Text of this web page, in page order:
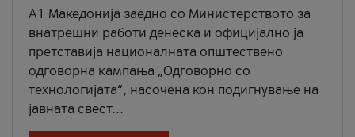
A1 Македонија заедно со Министерството за
внатрешни работи денеска и официјално ја
претставија националната општествено
одговорна кампања „Одговорно со
технологијата“, насочена кон подигнување на
јавната свест...